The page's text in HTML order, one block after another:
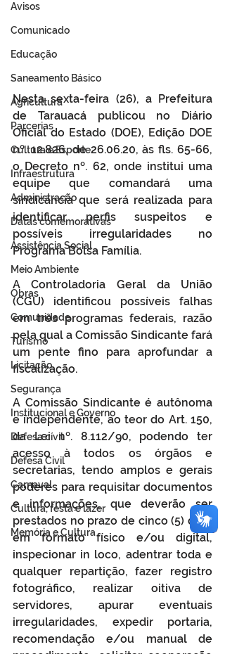
Avisos
Comunicado
Educação
Saneamento Básico
Agricultura
Parcerias
Cultura e Esporte
Infraestrutura
Administração
Datas comemorativas
Assistência Social
Meio Ambiente
Obras
Comunidade
Turismo
Licitação
Segurança
Institucional e Governo
Defesa cívil
Defesa Civil
Carnaval
Cultura, festa e lazer
Memória e Cultura
Nesta sexta-feira (26), a Prefeitura
de Tarauacá publicou no Diário
Oficial do Estado (DOE), Edição DOE
nº. 12.826, de 26.06.20, às fls. 65-66,
o Decreto nº. 62, onde institui uma
equipe que comandará uma
sindicância que será realizada para
identificar perfis suspeitos e
possíveis irregularidades no
Programa Bolsa Família.
A Controladoria Geral da União
(CGU) identificou possíveis falhas
em três programas federais, razão
pela qual a Comissão Sindicante fará
um pente fino para aprofundar a
fiscalização.
A Comissão Sindicante é autônoma
e independente, ao teor do Art. 150,
da Lei nº. 8.112/90, podendo ter
acesso à todos os órgãos e
secretarias, tendo amplos e gerais
poderes para requisitar documentos
e informações, que deverão ser
prestados no prazo de cinco (5) dias,
em formato físico e/ou digital,
inspecionar in loco, adentrar toda e
qualquer repartição, fazer registro
fotográfico, realizar oitiva de
servidores, apurar eventuais
irregularidades, expedir portaria,
recomendação e/ou manual de